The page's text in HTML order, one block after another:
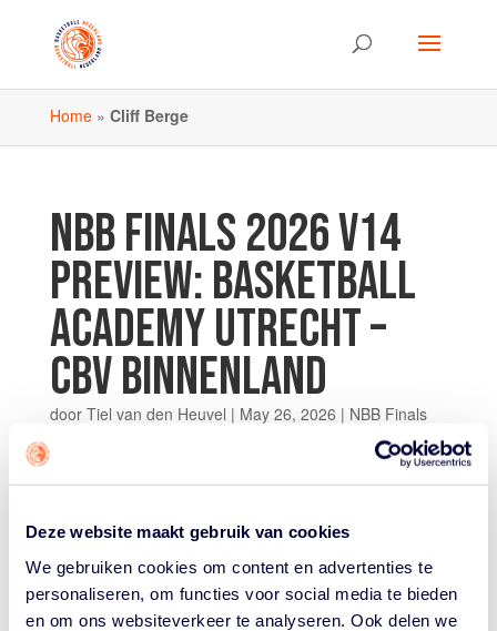
Deze website maakt gebruik van cookies
We gebruiken cookies om content en advertenties te
personaliseren, om functies voor social media te bieden
en om ons websiteverkeer te analyseren. Ook delen we
Home» Cliff Berge
NBB FINALS 2026 V14
PREVIEW: BASKETBALL
ACADEMY UTRECHT –
CBV BINNENLAND
door Tiel van den Heuvel | May 26, 2026 | NBB Finals
Op zaterdag 30 mei staan Basketball Academy Utrecht
en CBV Binnenland in de finale bij de meiden onder 14
individuele speelsters beloven er een passende titelstrijd
van te maken. Koop hier je tickets CBV Binnenland...